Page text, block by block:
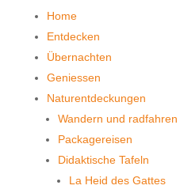
Home
Entdecken
Übernachten
Geniessen
Naturentdeckungen
Wandern und radfahren
Packagereisen
Didaktische Tafeln
La Heid des Gattes